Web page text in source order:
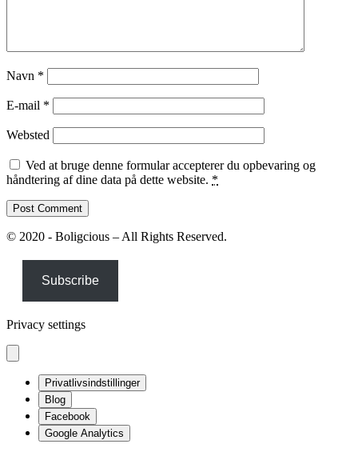
Navn *
E-mail *
Websted
Ved at bruge denne formular accepterer du opbevaring og
håndtering af dine data på dette website. *
© 2020 - Boligcious – All Rights Reserved.
Subscribe
Privacy settings
Privatlivsindstillinger
Blog
Facebook
Google Analytics